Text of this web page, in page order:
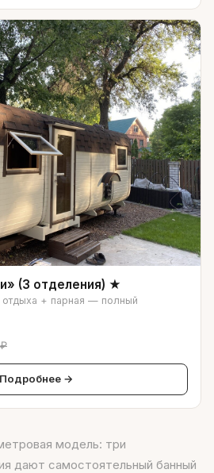
(3 отделения) ★
+ парная — полный
Подробнее →
модель: три
дают самостоятельный банный